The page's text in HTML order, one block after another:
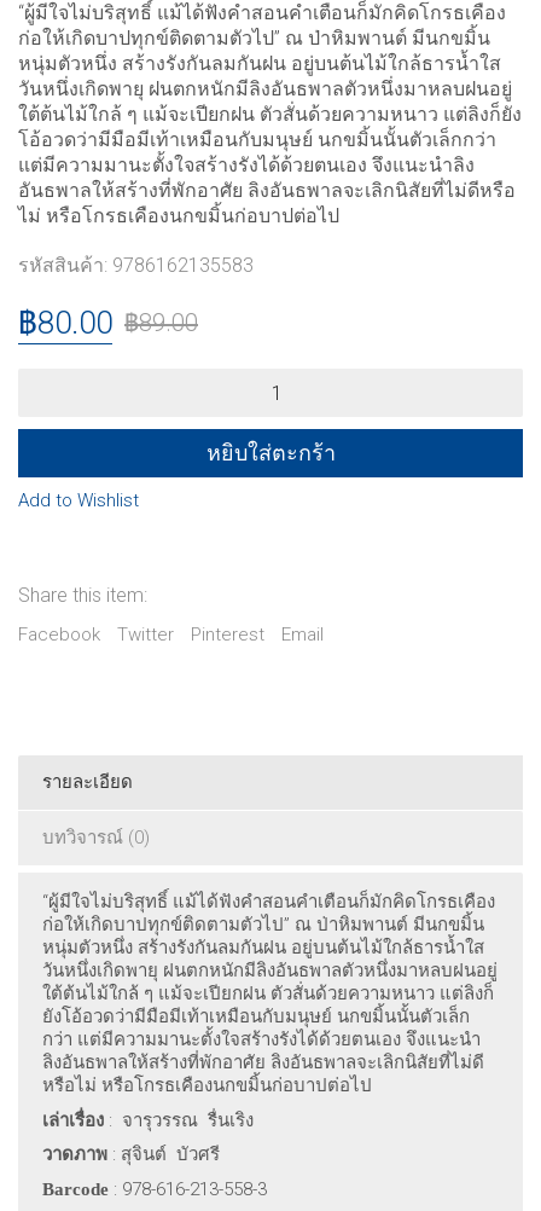
“ผู้มีใจไม่บริสุทธิ์ แม้ได้ฟังคำสอนคำเตือนก็มักคิดโกรธเคือง
ก่อให้เกิดบาปทุกข์ติดตามตัวไป” ณ ป่าหิมพานต์ มีนกขมิ้น
หนุ่มตัวหนึ่ง สร้างรังกันลมกันฝน อยู่บนต้นไม้ใกล้ธารน้ำใส
วันหนึ่งเกิดพายุ ฝนตกหนักมีลิงอันธพาลตัวหนึ่งมาหลบฝนอยู่
ใต้ต้นไม้ใกล้ ๆ แม้จะเปียกฝน ตัวสั่นด้วยความหนาว แต่ลิงก็ยัง
โอ้อวดว่ามีมือมีเท้าเหมือนกับมนุษย์ นกขมิ้นนั้นตัวเล็กกว่า
แต่มีความมานะตั้งใจสร้างรังได้ด้วยตนเอง จึงแนะนำลิง
อันธพาลให้สร้างที่พักอาศัย ลิงอันธพาลจะเลิกนิสัยที่ไม่ดีหรือ
ไม่ หรือโกรธเคืองนกขมิ้นก่อบาปต่อไป
รหัสสินค้า: 9786162135583
฿89.00
฿80.00
สก
ขมิ้น
quantity
หยิบใส่ตะกร้า
Add to Wishlist
Share this item:
Facebook Twitter Pinterest Email
รายละเอียด
บทวิจารณ์ (0)
“ผู้มีใจไม่บริสุทธิ์ แม้ได้ฟังคำสอนคำเตือนก็มักคิดโกรธเคือง
ก่อให้เกิดบาปทุกข์ติดตามตัวไป” ณ ป่าหิมพานต์ มีนกขมิ้น
หนุ่มตัวหนึ่ง สร้างรังกันลมกันฝน อยู่บนต้นไม้ใกล้ธารน้ำใส
วันหนึ่งเกิดพายุ ฝนตกหนักมีลิงอันธพาลตัวหนึ่งมาหลบฝนอยู่
ใต้ต้นไม้ใกล้ ๆ แม้จะเปียกฝน ตัวสั่นด้วยความหนาว แต่ลิงก็
ยังโอ้อวดว่ามีมือมีเท้าเหมือนกับมนุษย์ นกขมิ้นนั้นตัวเล็ก
กว่า แต่มีความมานะตั้งใจสร้างรังได้ด้วยตนเอง จึงแนะนำ
ลิงอันธพาลให้สร้างที่พักอาศัย ลิงอันธพาลจะเลิกนิสัยที่ไม่ดี
หรือไม่ หรือโกรธเคืองนกขมิ้นก่อบาปต่อไป
เล่าเรื่อง : จารุวรรณ รื่นเริง
วาดภาพ : สุจินต์ บัวศรี
Barcode : 978-616-213-558-3